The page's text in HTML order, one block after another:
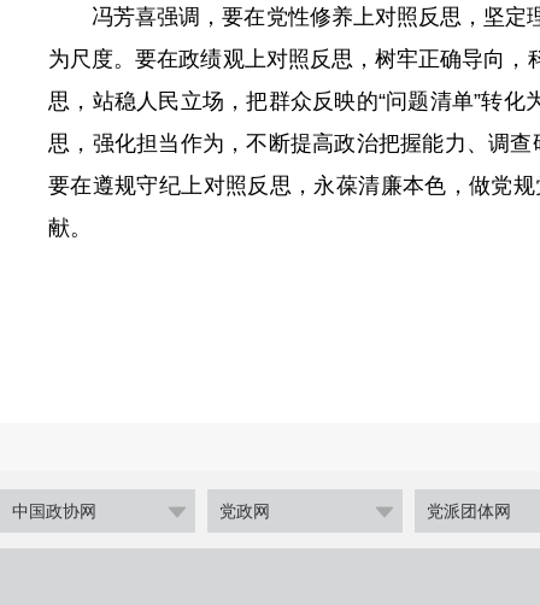
冯芳喜强调 ，要在党性修养上对照反思 ， 坚定
为尺度。要在政绩观上对照反思 ，树牢正确导向 ，
思 ， 站稳人民立场 ，把群众反映的“问题清单”转化
思 ， 强化担当作为 ，不断提高政治把握能力、调
要在遵规守纪上对照反思 ， 永葆清廉本色 ， 做党
献。
中国政协网 党政网 党派团体网